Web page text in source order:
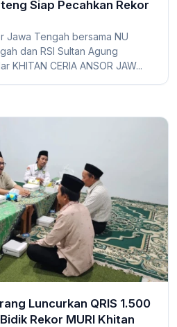
Siap Pecahkan Rekor
Jawa Tengah bersama NU
dan RSI Sultan Agung
KHITAN CERIA ANSOR JAW...
Luncurkan QRIS 1.500
Rekor MURI Khitan